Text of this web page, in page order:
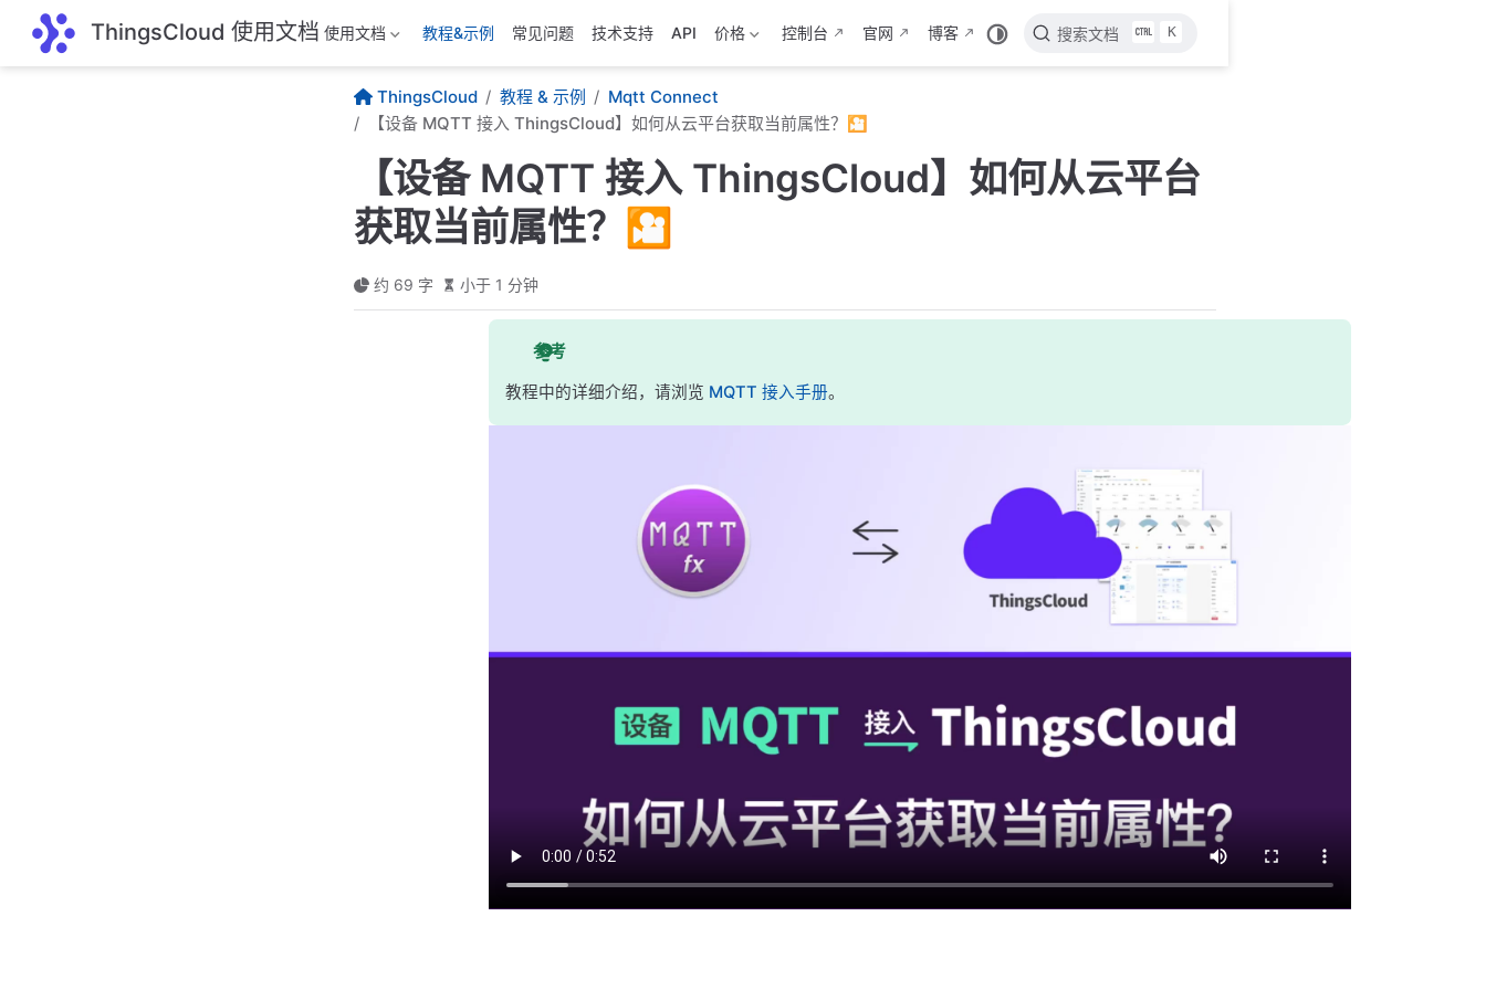
跳至主要內容ThingsCloud 使用文档 使用文档 教程&示例 常见问题 技术支持 API 价格 控制台 官网 博客 搜索文档 K
ThingsCloud 教程 & 示例
Mqtt Connect
【设备 MQTT 接入 ThingsCloud】如何从云平台获取当前属性？🎦
【设备 MQTT 接入 ThingsCloud】如何从云平台
获取当前属性？🎦
约 69 字 小于 1 分钟
参考
教程中的详细介绍，请浏览 MQTT 接入手册。